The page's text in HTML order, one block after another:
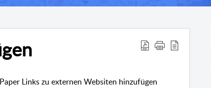
Links zu externen Websiten hinzufügen